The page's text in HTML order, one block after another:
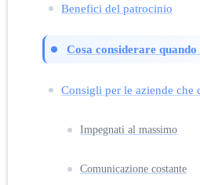
Benefici del patrocinio
Cosa considerare
Consigli per le aziende che
Impegnati al massimo
Comunicazione costante